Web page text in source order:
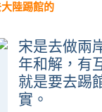
陸踢館的
宋是去做兩
年和解，有
就是要去踢
實。